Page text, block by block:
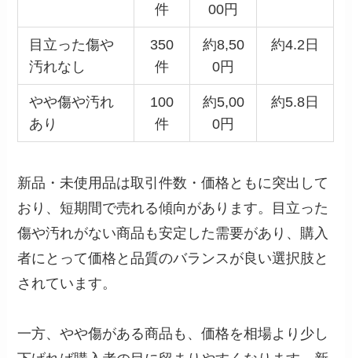
件
00円
目立った傷や
汚れなし
350
件
約8,50
0円
約4.2日
やや傷や汚れ
あり
100
件
約5,00
0円
約5.8日
新品・未使用品は取引件数・価格ともに突出して
おり、短期間で売れる傾向があります。目立った
傷や汚れがない商品も安定した需要があり、購入
者にとって価格と品質のバランスが良い選択肢と
されています。
一方、やや傷がある商品も、価格を相場より少し